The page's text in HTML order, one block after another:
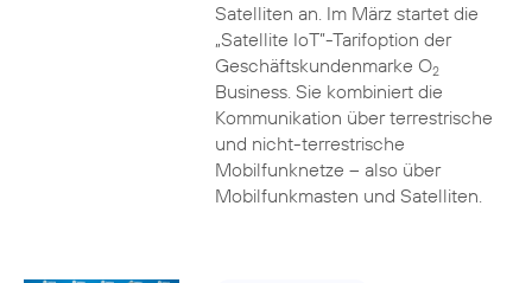
Satelliten an. Im März startet die
„Satellite IoT”-Tarifoption der
Geschäftskundenmarke O2
Business. Sie kombiniert die
Kommunikation über terrestrische
und nicht-terrestrische
Mobilfunknetze – also über
Mobilfunkmasten und Satelliten.